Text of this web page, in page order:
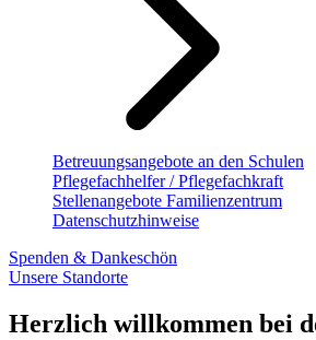
Betreuungsangebote an den Schulen
Pflegefachhelfer / Pflegefachkraft
Stellenangebote Familienzentrum
Datenschutzhinweise
Spenden & Dankeschön
Unsere Standorte
Herzlich willkommen bei